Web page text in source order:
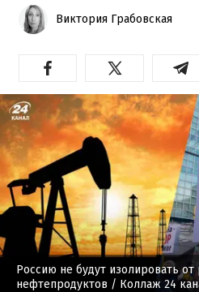
Виктория Грабовская
Россию не будут изолировать
нефтепродуктов / Коллаж 24